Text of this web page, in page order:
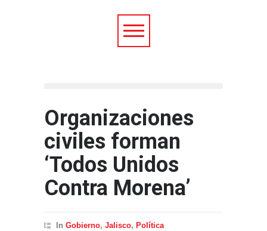
Organizaciones
civiles forman
‘Todos Unidos
Contra Morena’
In Gobierno, Jalisco, Política